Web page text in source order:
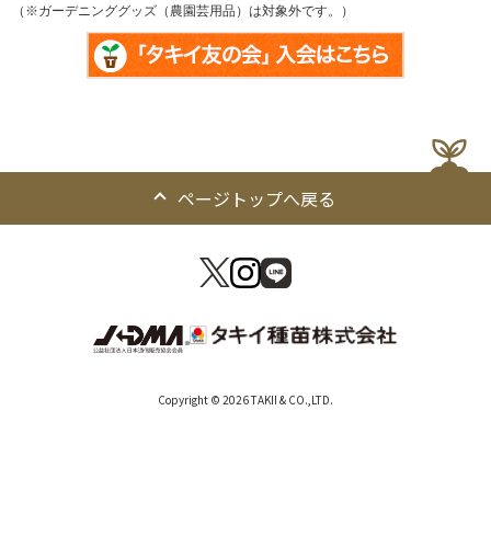
（※ガーデニンググッズ（農園芸用品）は対象外です。）
ページトップへ戻る
Copyright © 2026 TAKII & CO.,LTD.